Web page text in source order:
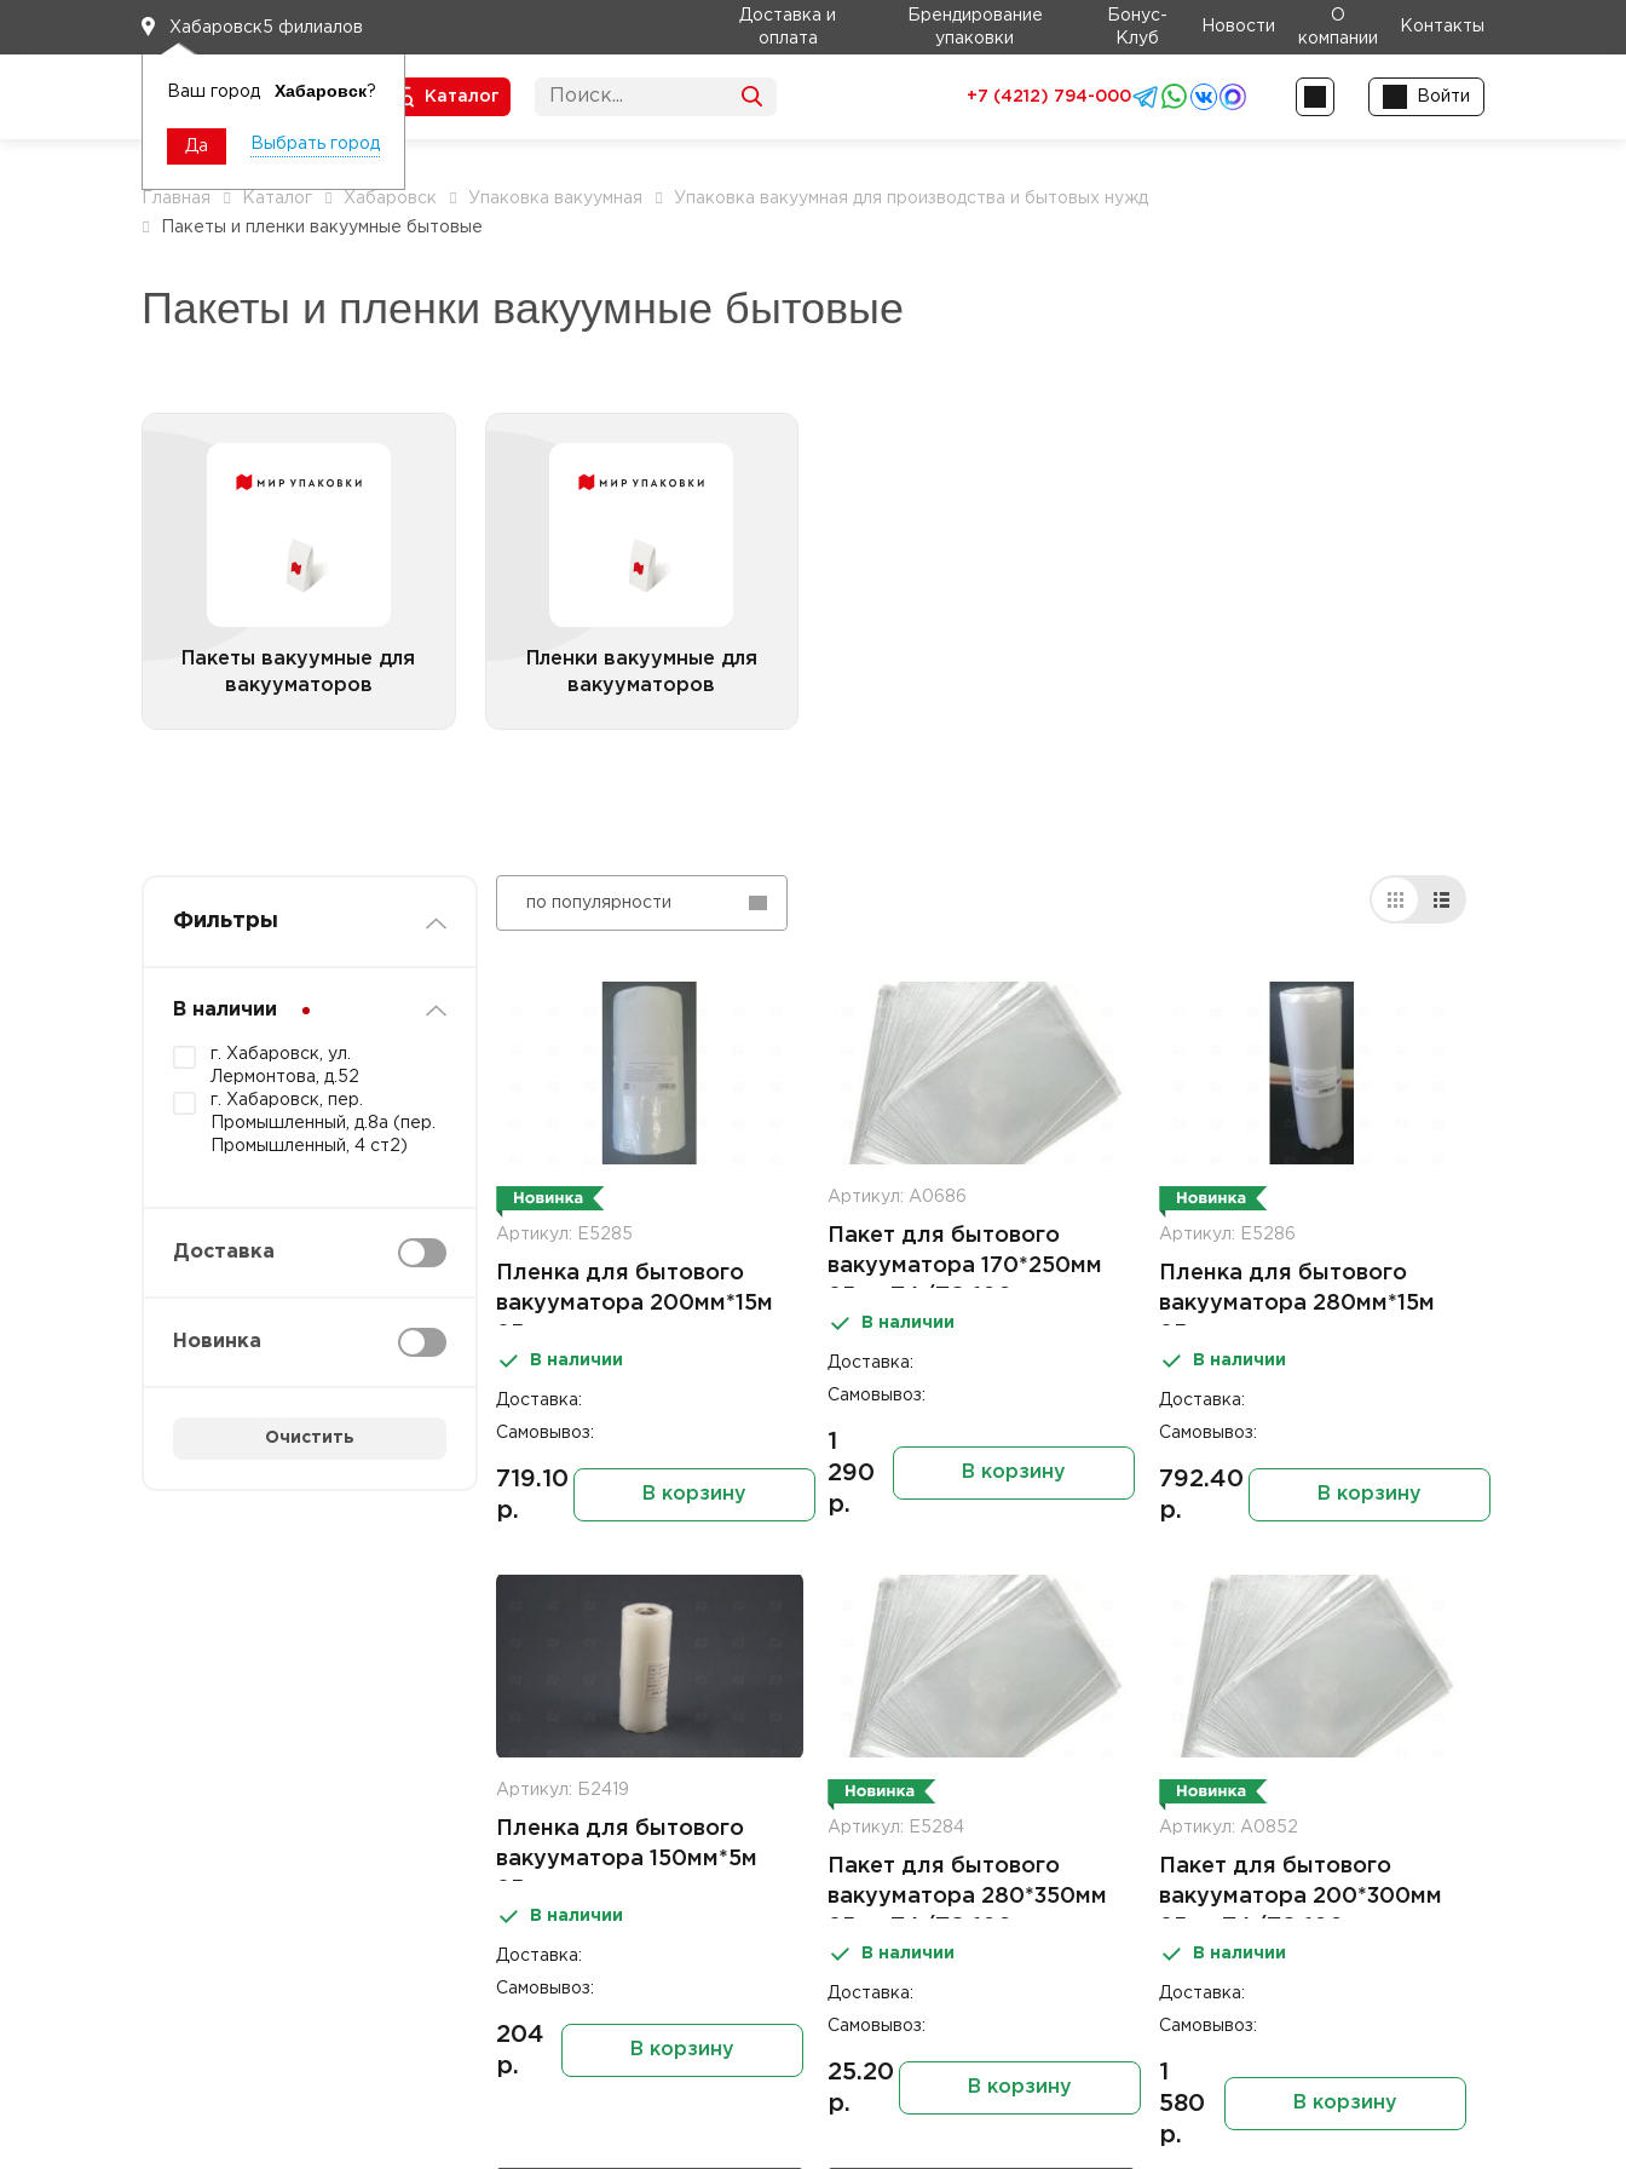
Хабаровск5 филиалов
Ваш город Хабаровск?
Да Выбрать город
Доставка и
оплата
Брендирование
упаковки
Бонус-
Клуб
Новости
О
компании
Контакты
Каталог +7 (4212) 794-000 Войти
Главная Каталог Хабаровск Упаковка вакуумная
Упаковка вакуумная для производства и бытовых нужд
Пакеты и пленки вакуумные бытовые
Пакеты и пленки вакуумные бытовые
Пакеты вакуумные для
вакууматоров
вакууматоров
Все категории
Пленки вакуумные для
вакууматоров
вакууматоров
Все категории
Фильтры
В наличии
г. Хабаровск, ул.
Лермонтова, д.52
г. Хабаровск, пер.
Промышленный, д.8а (пер.
Промышленный, 4 ст2)
Доставка
Новинка
Очистить
по популярности
Артикул: Е5285
Пленка для бытового
вакууматора 200мм*15м
В наличии
Доставка:
Самовывоз:
719.10
р.
В корзину
Артикул: А0686
Пакет для бытового
вакууматора 170*250мм
В наличии
Доставка:
Самовывоз:
1
290
р.
В корзину
Артикул: Е5286
Пленка для бытового
вакууматора 280мм*15м
В наличии
Доставка:
Самовывоз:
792.40
р.
В корзину
Артикул: Б2419
Пленка для бытового
вакууматора 150мм*5м
В наличии
Доставка:
Самовывоз:
204
р.
В корзину
Артикул: Е5284
Пакет для бытового
вакууматора 280*350мм
В наличии
Доставка:
Самовывоз:
25.20
р.
В корзину
Артикул: А0852
Пакет для бытового
вакууматора 200*300мм
В наличии
Доставка:
Самовывоз:
1
580
р.
В корзину